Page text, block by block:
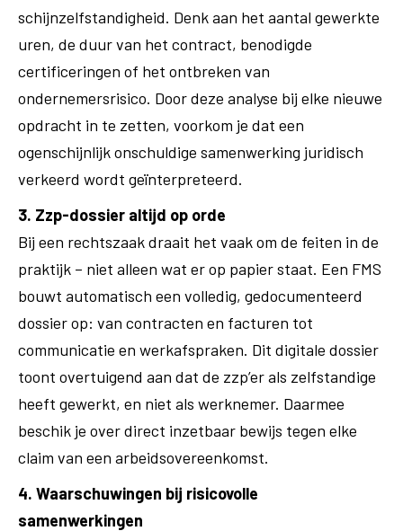
schijnzelfstandigheid. Denk aan het aantal gewerkte
uren, de duur van het contract, benodigde
certificeringen of het ontbreken van
ondernemersrisico. Door deze analyse bij elke nieuwe
opdracht in te zetten, voorkom je dat een
ogenschijnlijk onschuldige samenwerking juridisch
verkeerd wordt geïnterpreteerd.
3. Zzp-dossier altijd op orde
Bij een rechtszaak draait het vaak om de feiten in de
praktijk – niet alleen wat er op papier staat. Een FMS
bouwt automatisch een volledig, gedocumenteerd
dossier op: van contracten en facturen tot
communicatie en werkafspraken. Dit digitale dossier
toont overtuigend aan dat de zzp’er als zelfstandige
heeft gewerkt, en niet als werknemer. Daarmee
beschik je over direct inzetbaar bewijs tegen elke
claim van een arbeidsovereenkomst.
4. Waarschuwingen bij risicovolle
samenwerkingen